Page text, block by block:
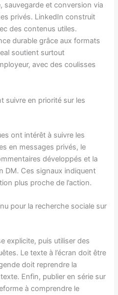
sauvegarde et conversion via
privés. LinkedIn construit
des contenus utiles.
durable grâce aux formats
soutient surtout
avec des coulisses
suivre en priorité sur les
ont intérêt à suivre les
en messages privés, le
développés et la
DM. Ces signaux indiquent
plus proche de l’action.
pour la recherche sociale sur
explicite, puis utiliser des
Le texte à l’écran doit être
doit reprendre la
Enfin, publier en série sur
à comprendre le